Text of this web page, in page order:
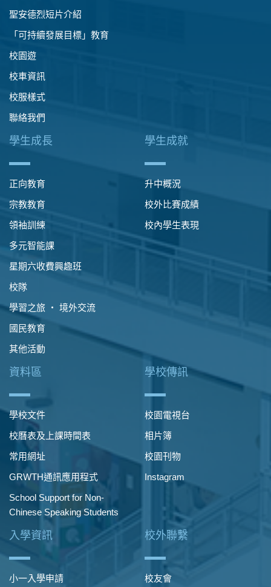
聖安德烈短片介紹
「可持續發展目標」教育
校園遊
校車資訊
校服樣式
聯絡我們
學生成長
正向教育
宗教教育
領袖訓練
多元智能課
星期六收費興趣班
校隊
學習之旅 ‧ 境外交流
國民教育
其他活動
學生成就
升中概況
校外比賽成績
校內學生表現
資料區
學校文件
校曆表及上課時間表
常用網址
GRWTH通訊應用程式
School Support for Non-
Chinese Speaking Students
學校傳訊
校園電視台
相片簿
校園刊物
Instagram
入學資訊
小一入學申請
校外聯繫
校友會